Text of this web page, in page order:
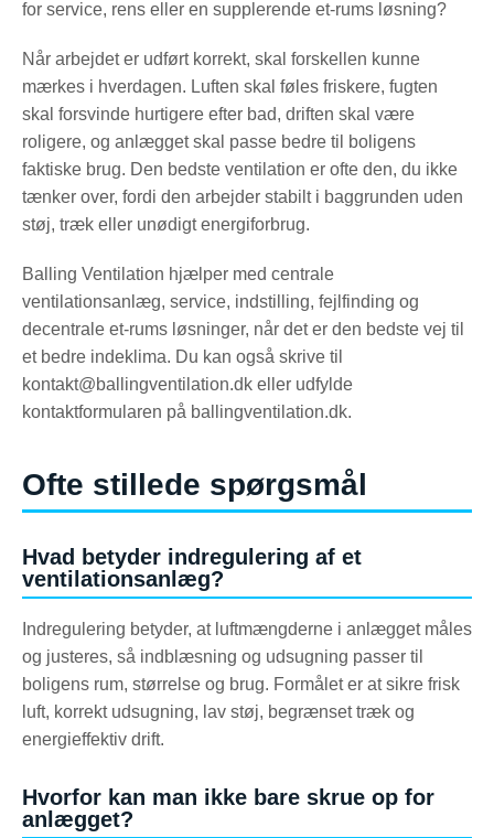
for service, rens eller en supplerende et-rums løsning?
Når arbejdet er udført korrekt, skal forskellen kunne
mærkes i hverdagen. Luften skal føles friskere, fugten
skal forsvinde hurtigere efter bad, driften skal være
roligere, og anlægget skal passe bedre til boligens
faktiske brug. Den bedste ventilation er ofte den, du ikke
tænker over, fordi den arbejder stabilt i baggrunden uden
støj, træk eller unødigt energiforbrug.
Balling Ventilation hjælper med centrale
ventilationsanlæg, service, indstilling, fejlfinding og
decentrale et-rums løsninger, når det er den bedste vej til
et bedre indeklima. Du kan også skrive til
kontakt@ballingventilation.dk eller udfylde
kontaktformularen på ballingventilation.dk.
Ofte stillede spørgsmål
Hvad betyder indregulering af et
ventilationsanlæg?
Indregulering betyder, at luftmængderne i anlægget måles
og justeres, så indblæsning og udsugning passer til
boligens rum, størrelse og brug. Formålet er at sikre frisk
luft, korrekt udsugning, lav støj, begrænset træk og
energieffektiv drift.
Hvorfor kan man ikke bare skrue op for
anlægget?